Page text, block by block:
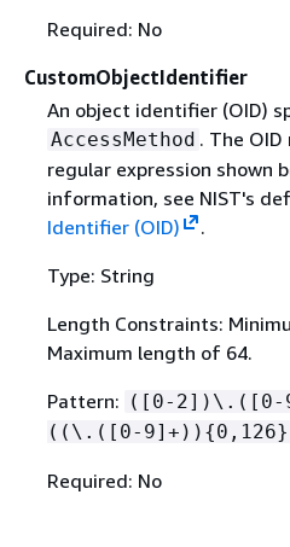
Required: No
CustomObjectIdentifier
An object identifier (OID)
AccessMethod . The
regular expression shown
information, see NIST's
Identifier (OID)
.
Type: String
Length Constraints:
Maximum length of 64.
Pattern: ([0-2])\.([0-
((\.([0-9]+)) {
Required: No